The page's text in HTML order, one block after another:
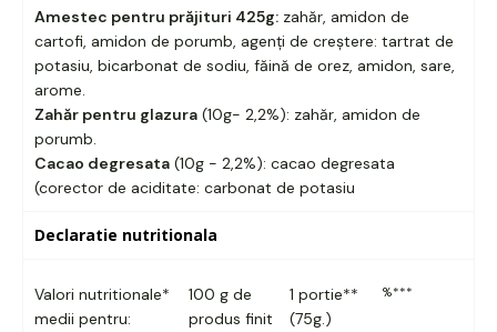
Amestec pentru prăjituri 425g: zahăr, amidon de
cartofi, amidon de porumb, agenți de creștere: tartrat de
potasiu, bicarbonat de sodiu, făină de orez, amidon, sare,
arome.
Zahăr pentru glazura (10g- 2,2%): zahăr, amidon de
porumb.
Cacao degresata (10g - 2,2%): cacao degresata
(corector de aciditate: carbonat de potasiu
Declaratie nutritionala
Valori nutritionale*
medii pentru:
100 g de
produs finit
1 portie**
(75g.)
%***